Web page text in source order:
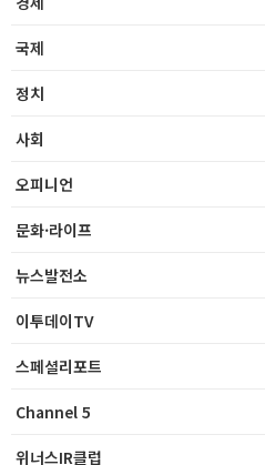
국제
정치
사회
오피니언
문화·라이프
뉴스발전소
이투데이TV
스페셜리포트
Channel 5
위너스IR클럽